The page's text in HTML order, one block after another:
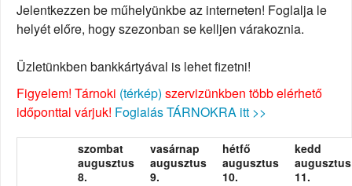
Jelentkezzen be műhelyünkbe az interneten! Foglalja le
helyét előre, hogy szezonban se kelljen várakoznia.
Üzletünkben bankkártyával is lehet fizetni!
Figyelem! Tárnoki (térkép) szervizünkben több elérhető
időponttal várjuk! Foglalás TÁRNOKRA itt >>
szombat
augusztus
8.
vasárnap
augusztus
9.
hétfő
augusztus
10.
kedd
augusztus
11.